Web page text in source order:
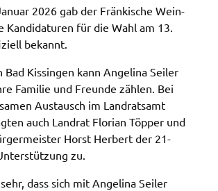
2026 gab der Frän­ki­sche Wein­
Kandi­da­tu­ren für die Wahl am 13.
bekannt.
Bad Kissin­gen kann Ange­li­na Seiler
Fami­lie und Freun­de zählen. Bei
Austausch im Land­rats­amt
auch Land­rat Flori­an Töpper und
Horst Herbert der 21-
zu.
dass sich mit Ange­li­na Seiler
Schweinfurt
Schriftgröße